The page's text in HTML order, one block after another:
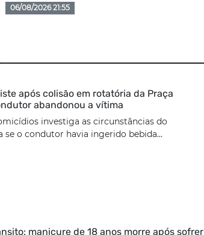
06/08/2026 21:55
após colisão em rotatória da Praça
abandonou a vítima
investiga as circunstâncias do
se o condutor havia ingerido bebida...
manicure de 18 anos morre após sofrer